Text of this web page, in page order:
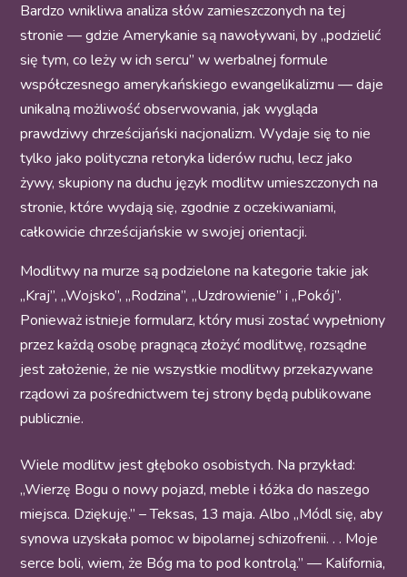
Bardzo wnikliwa analiza słów zamieszczonych na tej
stronie — gdzie Amerykanie są nawoływani, by „podzielić
się tym, co leży w ich sercu” w werbalnej formule
współczesnego amerykańskiego ewangelikalizmu — daje
unikalną możliwość obserwowania, jak wygląda
prawdziwy chrześcijański nacjonalizm. Wydaje się to nie
tylko jako polityczna retoryka liderów ruchu, lecz jako
żywy, skupiony na duchu język modlitw umieszczonych na
stronie, które wydają się, zgodnie z oczekiwaniami,
całkowicie chrześcijańskie w swojej orientacji.
Modlitwy na murze są podzielone na kategorie takie jak
„Kraj”, „Wojsko”, „Rodzina”, „Uzdrowienie” i „Pokój”.
Ponieważ istnieje formularz, który musi zostać wypełniony
przez każdą osobę pragnącą złożyć modlitwę, rozsądne
jest założenie, że nie wszystkie modlitwy przekazywane
rządowi za pośrednictwem tej strony będą publikowane
publicznie.
Wiele modlitw jest głęboko osobistych. Na przykład:
„Wierzę Bogu o nowy pojazd, meble i łóżka do naszego
miejsca. Dziękuję.” – Teksas, 13 maja. Albo „Módl się, aby
synowa uzyskała pomoc w bipolarnej schizofrenii. . . Moje
serce boli, wiem, że Bóg ma to pod kontrolą.” — Kalifornia,